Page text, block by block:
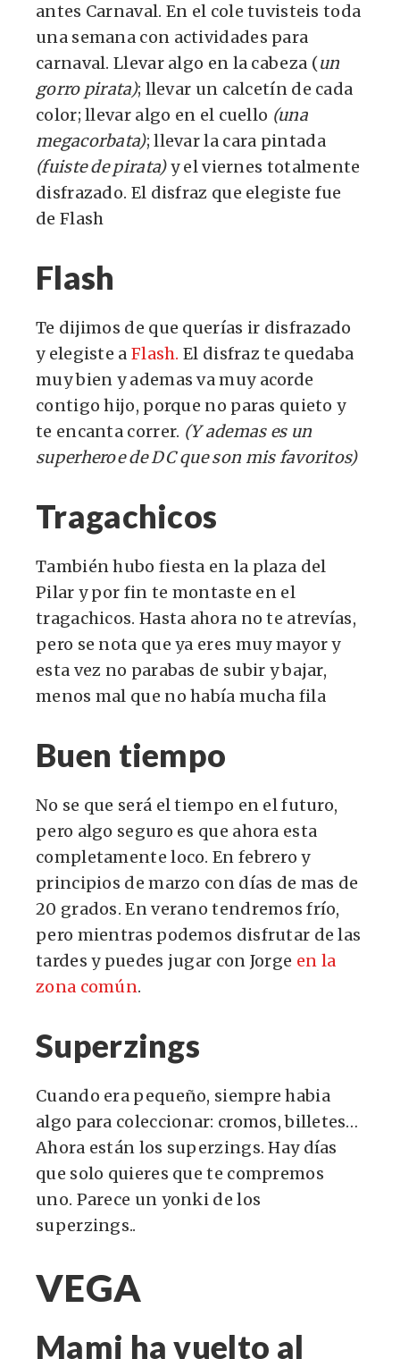
antes Carnaval. En el cole tuvisteis toda
una semana con actividades para
carnaval. Llevar algo en la cabeza (un
gorro pirata); llevar un calcetín de cada
color; llevar algo en el cuello (una
megacorbata); llevar la cara pintada
(fuiste de pirata)y el viernes totalmente
disfrazado. El disfraz que elegiste fue
de Flash
Flash
Te dijimos de que querías ir disfrazado
y elegiste a Flash. El disfraz te quedaba
muy bien y ademas va muy acorde
contigo hijo, porque no paras quieto y
te encanta correr. (Y ademas es un
superheroe de DC que son mis favoritos)
Tragachicos
También hubo fiesta en la plaza del
Pilar y por fin te montaste en el
tragachicos. Hasta ahora no te atrevías,
pero se nota que ya eres muy mayor y
esta vez no parabas de subir y bajar,
menos mal que no había mucha fila
Buen tiempo
No se que será el tiempo en el futuro,
pero algo seguro es que ahora esta
completamente loco. En febrero y
principios de marzo con días de mas de
20 grados. En verano tendremos frío,
pero mientras podemos disfrutar de las
tardes y puedes jugar con Jorge en la
zona común.
Superzings
Cuando era pequeño, siempre habia
algo para coleccionar: cromos, billetes…
Ahora están los superzings. Hay días
que solo quieres que te compremos
uno. Parece un yonki de los
superzings..
VEGA
Mami ha vuelto al